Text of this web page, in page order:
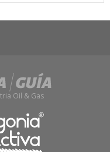
Oil & Gas